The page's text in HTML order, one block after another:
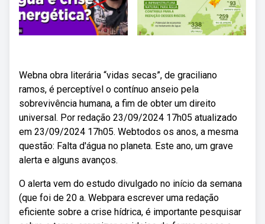
Webna obra literária “vidas secas”, de graciliano
ramos, é perceptível o contínuo anseio pela
sobrevivência humana, a fim de obter um direito
universal. Por redação 23/09/2024 17h05 atualizado
em 23/09/2024 17h05. Webtodos os anos, a mesma
questão: Falta d'água no planeta. Este ano, um grave
alerta e alguns avanços.
O alerta vem do estudo divulgado no início da semana
(que foi de 20 a. Webpara escrever uma redação
eficiente sobre a crise hídrica, é importante pesquisar